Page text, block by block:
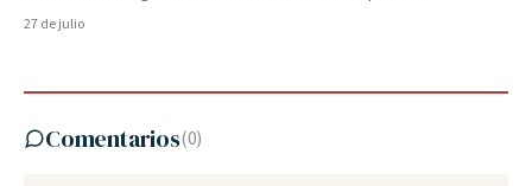
27 de julio
Comentarios(0)